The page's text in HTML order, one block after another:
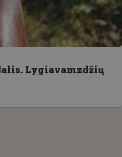
Lygiavamzdžių